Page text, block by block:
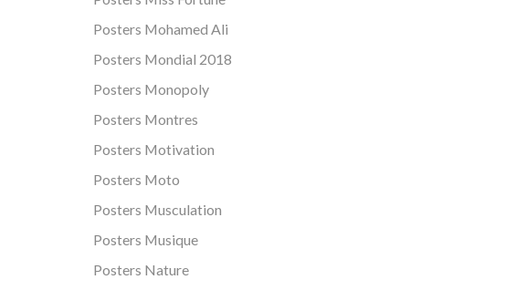
Posters Mohamed Ali
Posters Mondial 2018
Posters Monopoly
Posters Montres
Posters Motivation
Posters Moto
Posters Musculation
Posters Musique
Posters Nature